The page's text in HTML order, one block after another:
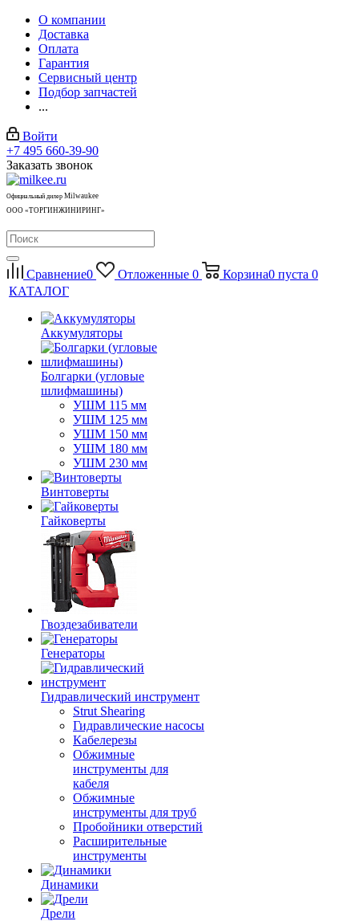
О компании
Доставка
Оплата
Гарантия
Сервисный центр
Подбор запчастей
...
Войти
+7 495 660-39-90
Заказать звонок
Официальный дилер Milwaukee
ООО «ТОРГИНЖИНИРИНГ»
Сравнение0 Отложенные 0 Корзина0 пуста 0
КАТАЛОГ
Аккумуляторы
Болгарки (угловые
шлифмашины)
УШМ 115 мм
УШМ 125 мм
УШМ 150 мм
УШМ 180 мм
УШМ 230 мм
Винтоверты
Гайковерты
Гвоздезабиватели
Генераторы
Гидравлический инструмент
Strut Shearing
Гидравлические насосы
Кабелерезы
Обжимные
инструменты для
кабеля
Обжимные
инструменты для труб
Пробойники отверстий
Расширительные
инструменты
Динамики
Дрели